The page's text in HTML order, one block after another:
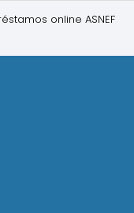
online ASNEF